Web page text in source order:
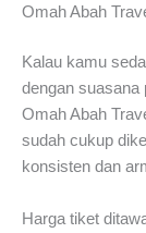
Omah Abah
Kalau kamu
dengan suasana
Omah Abah
sudah cukup
konsisten dan
Harga tiket